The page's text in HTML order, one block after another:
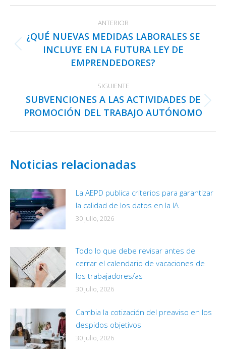
Facebook
X LinkedIn
entre
publicaciones
ANTERIOR
Publicación
anterior:
¿QUÉ NUEVAS MEDIDAS LABORALES SE
INCLUYE EN LA FUTURA LEY DE
EMPRENDEDORES?
SIGUIENTE
Publicación
siguiente:
SUBVENCIONES A LAS ACTIVIDADES DE
PROMOCIÓN DEL TRABAJO AUTÓNOMO
Noticias relacionadas
La AEPD publica criterios para garantizar
la calidad de los datos en la IA
30 julio, 2026
Todo lo que debe revisar antes de
cerrar el calendario de vacaciones de
los trabajadores/as
30 julio, 2026
Cambia la cotización del preaviso en los
despidos objetivos
30 julio, 2026